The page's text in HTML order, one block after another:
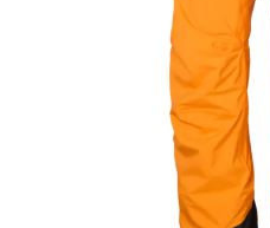
Insulated
van het merkHelly
veelzijdigheid zorgt ervoor
het nu voor een freeride-